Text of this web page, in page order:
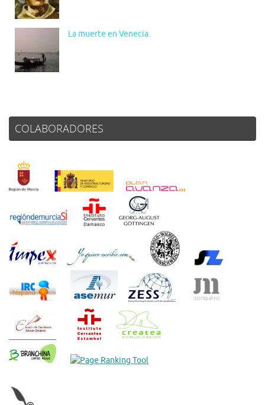
La muerte en Venecia.
COLABORADORES